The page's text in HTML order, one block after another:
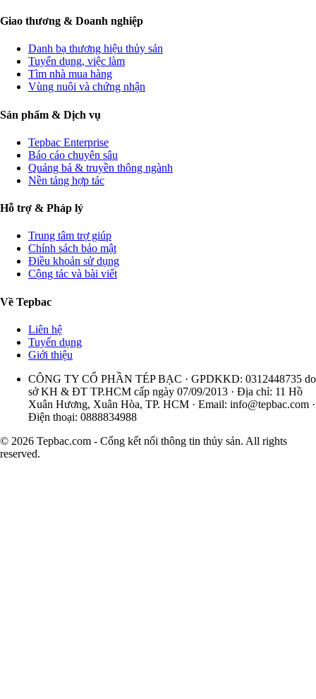
Giao thương & Doanh nghiệp
Danh bạ thương hiệu thủy sản
Tuyển dụng, việc làm
Tìm nhà mua hàng
Vùng nuôi và chứng nhận
Sản phẩm & Dịch vụ
Tepbac Enterprise
Báo cáo chuyên sâu
Quảng bá & truyền thông ngành
Nền tảng hợp tác
Hỗ trợ & Pháp lý
Trung tâm trợ giúp
Chính sách bảo mật
Điều khoản sử dụng
Cộng tác và bài viết
Về Tepbac
Liên hệ
Tuyển dụng
Giới thiệu
CÔNG TY CỔ PHẦN TÉP BẠC · GPDKKD: 0312448735 do
sở KH & ĐT TP.HCM cấp ngày 07/09/2013 · Địa chỉ: 11 Hồ
Xuân Hương, Xuân Hòa, TP. HCM · Email: info@tepbac.com ·
Điện thoại: 0888834988
© 2026 Tepbac.com - Cổng kết nối thông tin thủy sản. All rights
reserved.